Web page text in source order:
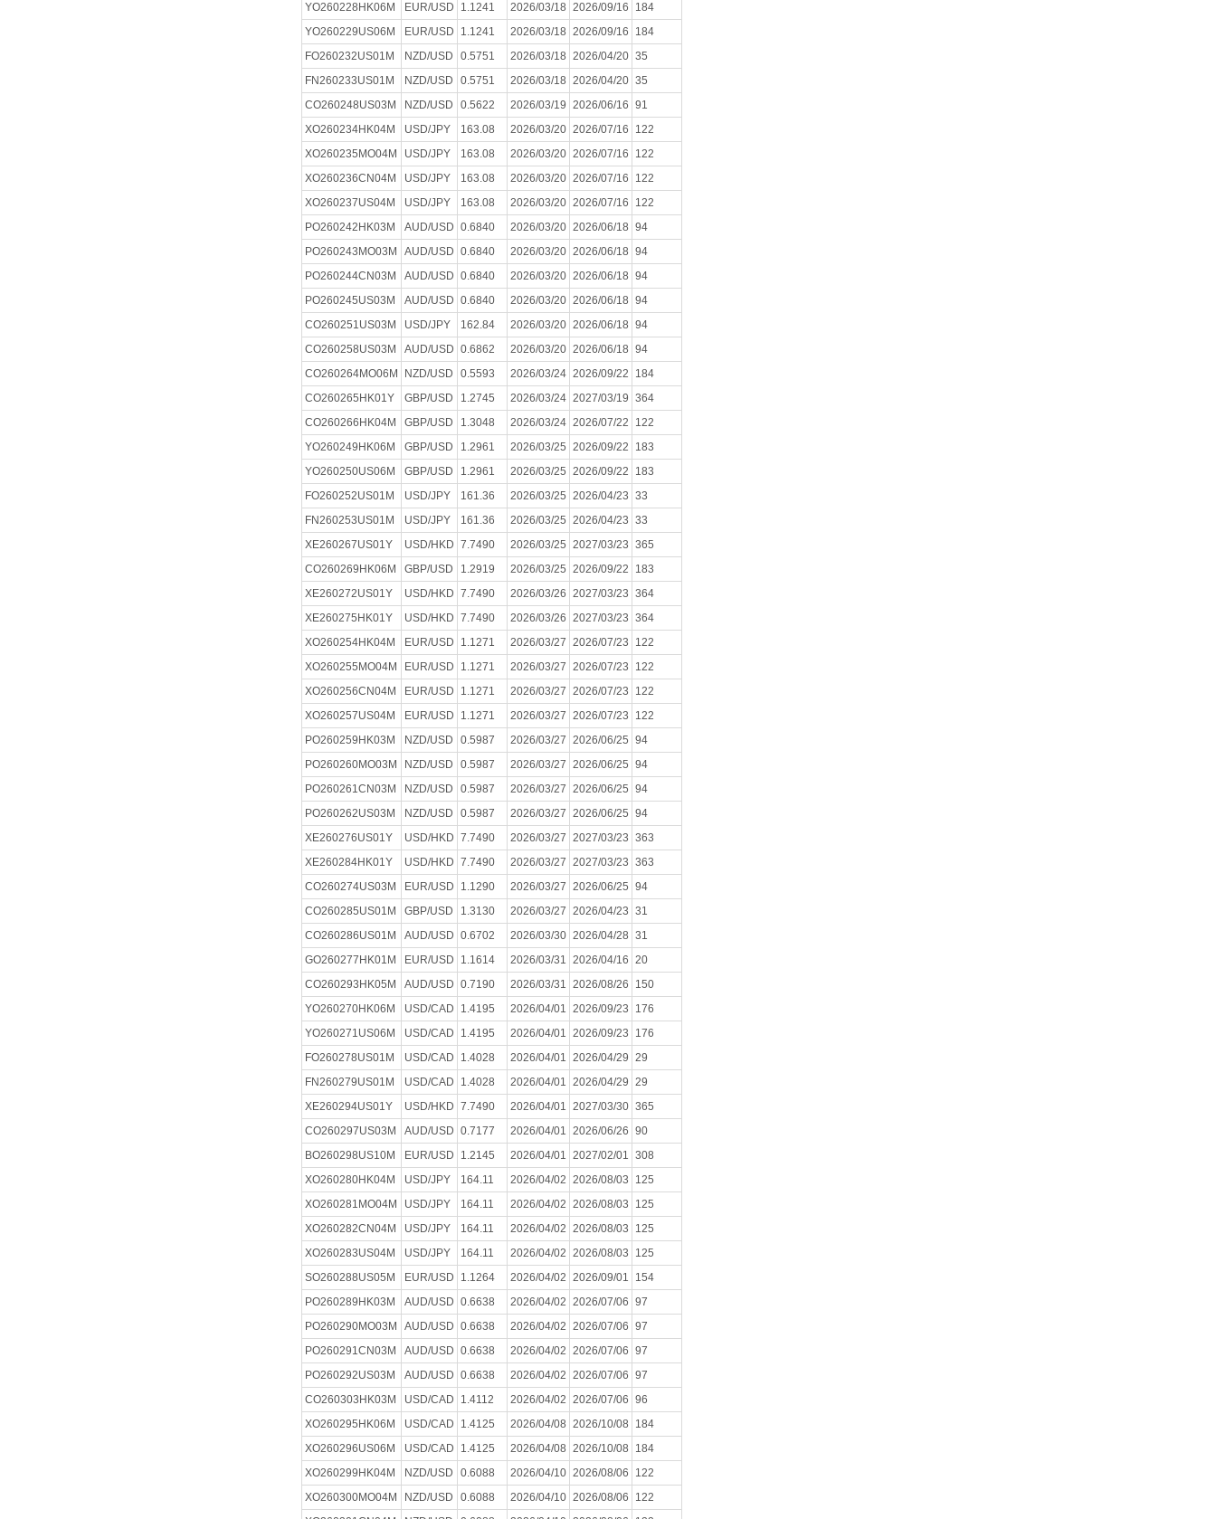
YO260228HK06M
EUR/USD 1.1241 2026/03/18 2026/09/16
184
YO260229US06M
EUR/USD 1.1241 2026/03/18 2026/09/16
184
FO260232US01M
NZD/USD 0.5751 2026/03/18 2026/04/20 35
FN260233US01M
NZD/USD 0.5751 2026/03/18 2026/04/20 35
CO260248US03M
NZD/USD 0.5622 2026/03/19 2026/06/16 91
XO260234HK04M
USD/JPY 163.08 2026/03/20 2026/07/16
122
XO260235MO04M
USD/JPY 163.08 2026/03/20 2026/07/16
122
XO260236CN04M
USD/JPY 163.08 2026/03/20 2026/07/16
122
XO260237US04M
USD/JPY 163.08 2026/03/20 2026/07/16
122
PO260242HK03M
AUD/USD 0.6840 2026/03/20 2026/06/18 94
PO260243MO03M
AUD/USD 0.6840 2026/03/20 2026/06/18 94
PO260244CN03M
AUD/USD 0.6840 2026/03/20 2026/06/18 94
PO260245US03M
AUD/USD 0.6840 2026/03/20 2026/06/18 94
CO260251US03M
USD/JPY 162.84 2026/03/20 2026/06/18 94
CO260258US03M
AUD/USD 0.6862 2026/03/20 2026/06/18 94
CO260264MO06M
NZD/USD 0.5593 2026/03/24 2026/09/22
184
CO260265HK01Y
GBP/USD 1.2745 2026/03/24 2027/03/19 364
CO260266HK04M
GBP/USD 1.3048 2026/03/24 2026/07/22
122
YO260249HK06M
GBP/USD 1.2961 2026/03/25 2026/09/22
183
YO260250US06M
GBP/USD 1.2961 2026/03/25 2026/09/22
183
FO260252US01M
USD/JPY 161.36 2026/03/25 2026/04/23 33
FN260253US01M
USD/JPY 161.36 2026/03/25 2026/04/23 33
XE260267US01Y
USD/HKD 7.7490 2026/03/25 2027/03/23 365
CO260269HK06M
GBP/USD 1.2919 2026/03/25 2026/09/22
183
XE260272US01Y
USD/HKD 7.7490 2026/03/26 2027/03/23 364
XE260275HK01Y
USD/HKD 7.7490 2026/03/26 2027/03/23 364
XO260254HK04M
EUR/USD 1.1271 2026/03/27 2026/07/23
122
XO260255MO04M
EUR/USD 1.1271 2026/03/27 2026/07/23
122
XO260256CN04M
EUR/USD 1.1271 2026/03/27 2026/07/23
122
XO260257US04M
EUR/USD 1.1271 2026/03/27 2026/07/23
122
PO260259HK03M
NZD/USD 0.5987 2026/03/27 2026/06/25 94
PO260260MO03M
NZD/USD 0.5987 2026/03/27 2026/06/25 94
PO260261CN03M
NZD/USD 0.5987 2026/03/27 2026/06/25 94
PO260262US03M
NZD/USD 0.5987 2026/03/27 2026/06/25 94
XE260276US01Y
USD/HKD 7.7490 2026/03/27 2027/03/23 363
XE260284HK01Y
USD/HKD 7.7490 2026/03/27 2027/03/23 363
CO260274US03M
EUR/USD 1.1290 2026/03/27 2026/06/25 94
CO260285US01M
GBP/USD 1.3130 2026/03/27 2026/04/23 31
CO260286US01M
AUD/USD 0.6702 2026/03/30 2026/04/28 31
GO260277HK01M
EUR/USD 1.1614 2026/03/31 2026/04/16 20
CO260293HK05M
AUD/USD 0.7190 2026/03/31 2026/08/26
150
YO260270HK06M
USD/CAD 1.4195 2026/04/01 2026/09/23
176
YO260271US06M
USD/CAD 1.4195 2026/04/01 2026/09/23
176
FO260278US01M
USD/CAD 1.4028 2026/04/01 2026/04/29 29
FN260279US01M
USD/CAD 1.4028 2026/04/01 2026/04/29 29
XE260294US01Y
USD/HKD 7.7490 2026/04/01 2027/03/30 365
CO260297US03M
AUD/USD 0.7177 2026/04/01 2026/06/26 90
BO260298US10M
EUR/USD 1.2145 2026/04/01 2027/02/01 308
XO260280HK04M
USD/JPY 164.11 2026/04/02 2026/08/03
125
XO260281MO04M
USD/JPY 164.11 2026/04/02 2026/08/03
125
XO260282CN04M
USD/JPY 164.11 2026/04/02 2026/08/03
125
XO260283US04M
USD/JPY 164.11 2026/04/02 2026/08/03
125
SO260288US05M
EUR/USD 1.1264 2026/04/02 2026/09/01
154
PO260289HK03M
AUD/USD 0.6638 2026/04/02 2026/07/06 97
PO260290MO03M
AUD/USD 0.6638 2026/04/02 2026/07/06 97
PO260291CN03M
AUD/USD 0.6638 2026/04/02 2026/07/06 97
PO260292US03M
AUD/USD 0.6638 2026/04/02 2026/07/06 97
CO260303HK03M
USD/CAD 1.4112 2026/04/02 2026/07/06 96
XO260295HK06M
USD/CAD 1.4125 2026/04/08 2026/10/08
184
XO260296US06M
USD/CAD 1.4125 2026/04/08 2026/10/08
184
XO260299HK04M
NZD/USD 0.6088 2026/04/10 2026/08/06
122
XO260300MO04M
NZD/USD 0.6088 2026/04/10 2026/08/06
122